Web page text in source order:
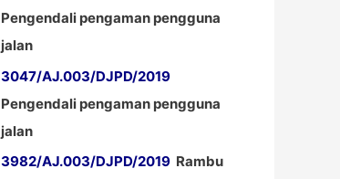
Pengendali pengaman pengguna
jalan
3047/AJ.003/DJPD/2019
Pengendali pengaman pengguna
jalan
3982/AJ.003/DJPD/2019 Rambu